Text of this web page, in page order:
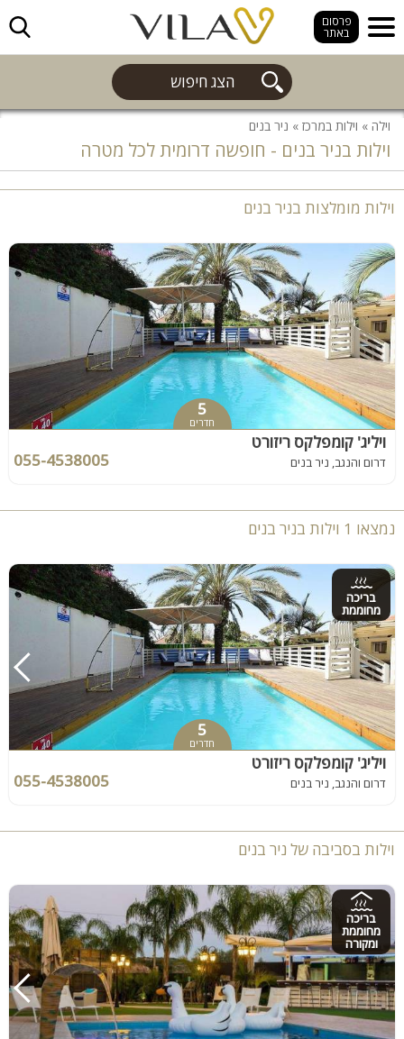
פרסום
באתר
הצג חיפוש
חפש
וילה » וילות במרכז » ניר בנים
וילות בניר בנים - חופשה דרומית לכל מטרה
וילות מומלצות בניר בנים
5
חדרים
ויליג' קומפלקס ריזורט
דרום והנגב, ניר בנים 055-4538005
נמצאו 1 וילות בניר בנים
בריכה
מחוממת
5
חדרים
ויליג' קומפלקס ריזורט
דרום והנגב, ניר בנים 055-4538005
וילות בסביבה של ניר בנים
בריכה
מחוממת
ומקורה